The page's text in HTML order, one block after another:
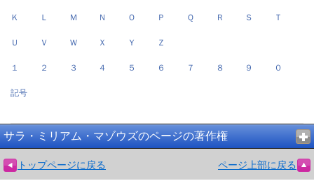
Ｋ Ｌ Ｍ Ｎ Ｏ Ｐ Ｑ Ｒ Ｓ Ｔ
Ｕ Ｖ Ｗ Ｘ Ｙ Ｚ
１ ２ ３ ４ ５ ６ ７ ８ ９ ０
記号
サラ・ミリアム・マゾウズのページの著作権
トップページに戻る ページ上部に戻る